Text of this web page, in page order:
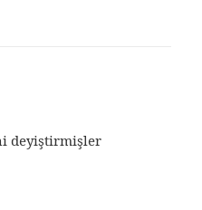
deyiştirmişler